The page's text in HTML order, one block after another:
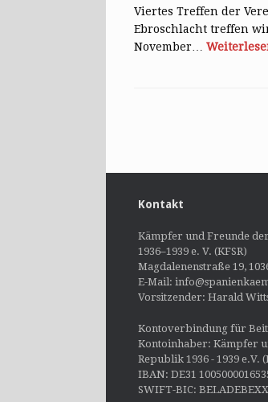
Viertes Treffen der
Ebroschlacht treffen
November…
Kontakt
Kämpfer und Freunde
1936–1939 e. V. (KFSR)
Magdalenenstraße 19,
E-Mail:
Vorsitzender: Harald
Kontoverbindung für
Kontoinhaber: Kämpfer
Republik 1936 - 1939 e.V.
IBAN: DE31
SWIFT-BIC: